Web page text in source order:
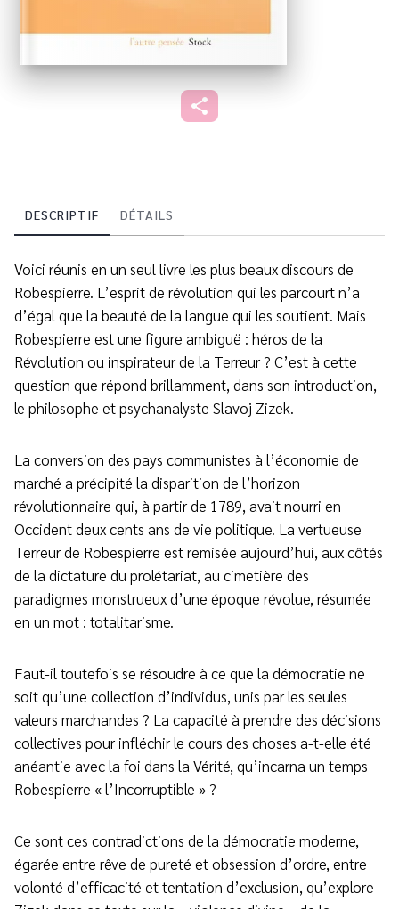
DESCRIPTIF DÉTAILS
Voici réunis en un seul livre les plus beaux discours de
Robespierre. L’esprit de révolution qui les parcourt n’a
d’égal que la beauté de la langue qui les soutient. Mais
Robespierre est une figure ambiguë : héros de la
Révolution ou inspirateur de la Terreur ? C’est à cette
question que répond brillamment, dans son introduction,
le philosophe et psychanalyste Slavoj Zizek.
La conversion des pays communistes à l’économie de
marché a précipité la disparition de l’horizon
révolutionnaire qui, à partir de 1789, avait nourri en
Occident deux cents ans de vie politique. La vertueuse
Terreur de Robespierre est remisée aujourd’hui, aux côtés
de la dictature du prolétariat, au cimetière des
paradigmes monstrueux d’une époque révolue, résumée
en un mot : totalitarisme.
Faut-il toutefois se résoudre à ce que la démocratie ne
soit qu’une collection d’individus, unis par les seules
valeurs marchandes ? La capacité à prendre des décisions
collectives pour infléchir le cours des choses a-t-elle été
anéantie avec la foi dans la Vérité, qu’incarna un temps
Robespierre « l’Incorruptible » ?
Ce sont ces contradictions de la démocratie moderne,
égarée entre rêve de pureté et obsession d’ordre, entre
volonté d’efficacité et tentation d’exclusion, qu’explore